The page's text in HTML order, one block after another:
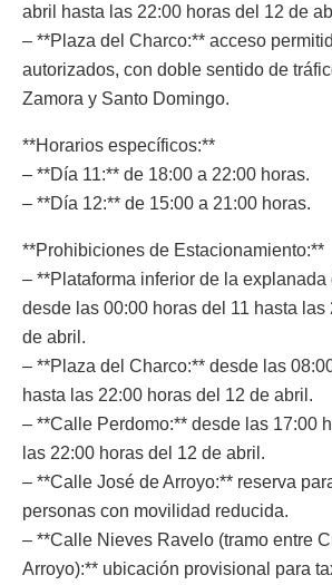
abril hasta las 22:00 horas del 12 de
– **Plaza del Charco:** acceso
autorizados, con doble sentido de
Zamora y Santo Domingo.
**Horarios específicos:**
– **Día 11:** de 18:00 a 22:00 horas.
– **Día 12:** de 15:00 a 21:00 horas.
**Prohibiciones de Estacionamiento:**
– **Plataforma inferior de la explanada
desde las 00:00 horas del 11 hasta las
de abril.
– **Plaza del Charco:** desde las
hasta las 22:00 horas del 12 de abril.
– **Calle Perdomo:** desde las 17:00
las 22:00 horas del 12 de abril.
– **Calle José de Arroyo:** reserva
personas con movilidad reducida.
– **Calle Nieves Ravelo (tramo entre
Arroyo):** ubicación provisional para